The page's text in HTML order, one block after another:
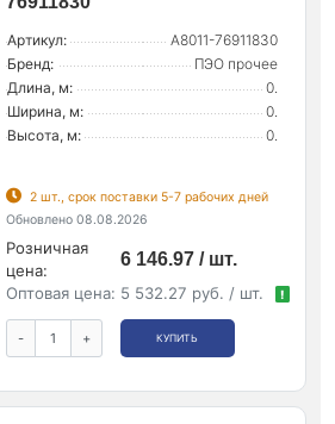
Артикул:
A8011-76911830
Бренд:
ПЭО прочее
Длина, м:
0.
Ширина, м:
0.
Высота, м:
0.
2 шт., срок поставки 5-7 рабочих дней
Обновлено 08.08.2026
Розничная
цена:
6 146.97 / шт.
Оптовая цена: 5 532.27 руб. / шт. !
- + КУПИТЬ